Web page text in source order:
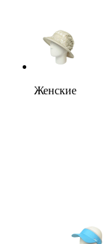
Женские